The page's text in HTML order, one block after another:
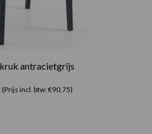
antracietgrijs
(Prijs incl. btw: €90,75)